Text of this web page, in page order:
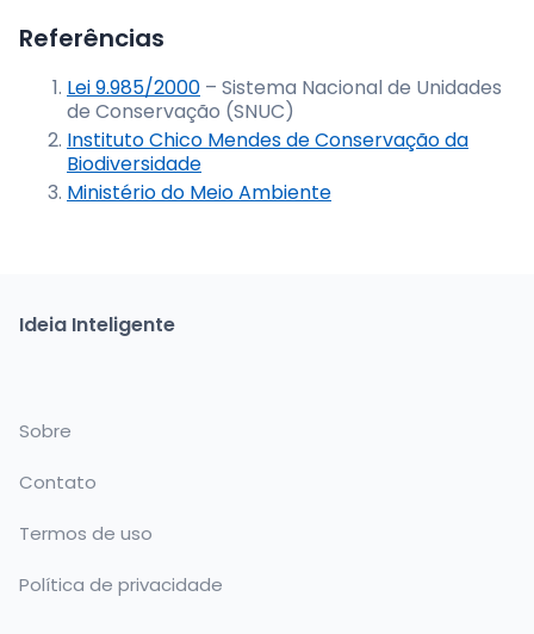
Referências
Lei 9.985/2000 – Sistema Nacional de Unidades
de Conservação (SNUC)
Instituto Chico Mendes de Conservação da
Biodiversidade
Ministério do Meio Ambiente
Ideia Inteligente
Sobre
Contato
Termos de uso
Política de privacidade